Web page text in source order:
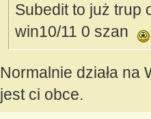
Subedit to już trup
win10/11 0 szan
Normalnie działa
jest ci obce.